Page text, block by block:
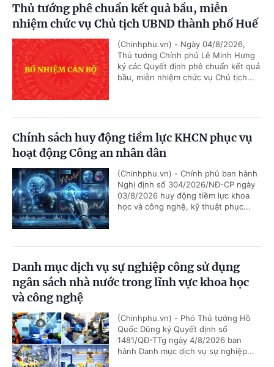
Thủ tướng phê chuẩn kết quả bầu, miễn
nhiệm chức vụ Chủ tịch UBND thành phố Huế
(Chinhphu.vn) - Ngày 04/8/2026,
Thủ tướng Chính phủ Lê Minh Hưng
ký các Quyết định phê chuẩn kết quả
bầu, miễn nhiệm chức vụ Chủ tịch...
Chính sách huy động tiềm lực KHCN phục vụ
hoạt động Công an nhân dân
(Chinhphu.vn) - Chính phủ ban hành
Nghị định số 304/2026/NĐ-CP ngày
03/8/2026 huy động tiềm lực khoa
học và công nghệ, kỹ thuật phục...
Danh mục dịch vụ sự nghiệp công sử dụng
ngân sách nhà nước trong lĩnh vực khoa học
và công nghệ
(Chinhphu.vn) - Phó Thủ tướng Hồ
Quốc Dũng ký Quyết định số
1481/QĐ-TTg ngày 4/8/2026 ban
hành Danh mục dịch vụ sự nghiệp...